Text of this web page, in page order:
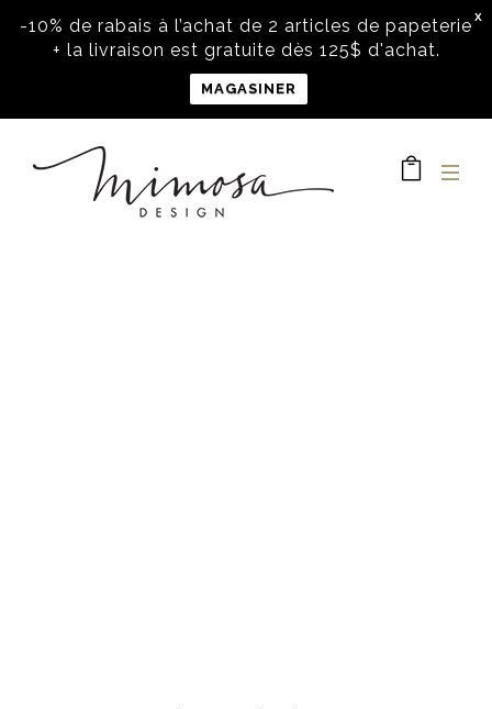
X
-10% de rabais à l’achat de 2 articles de papeterie
+ la livraison est gratuite dès 125$ d'achat.
MAGASINER